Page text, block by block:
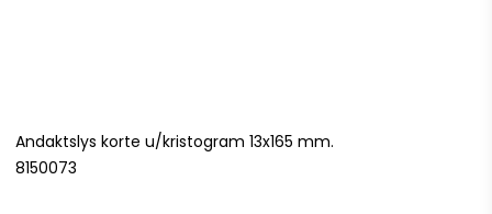
Andaktslys korte u/kristogram 13x165 mm.
8150073